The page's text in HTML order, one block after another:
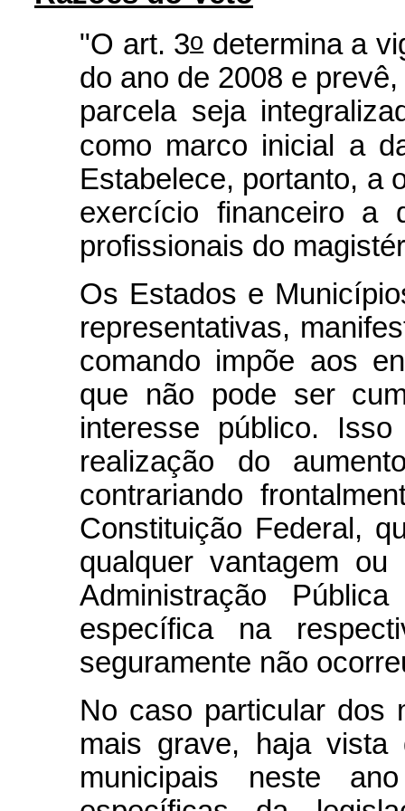
"O art. 3odetermina a
do ano de 2008 e
parcela seja
como marco inicial a
Estabelece, portanto, a
exercício financeiro a
profissionais do
Os Estados e
representativas,
comando impõe aos
que não pode ser
interesse público.
realização do
contrariando
Constituição Federal,
qualquer vantagem
Administração
específica na
seguramente não
No caso particular dos
mais grave, haja vista
municipais neste